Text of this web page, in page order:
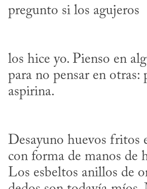
los hice yo. Pienso en
para no pensar en otras:
Desayuno huevos fritos
con forma de manos de
Los esbeltos anillos de